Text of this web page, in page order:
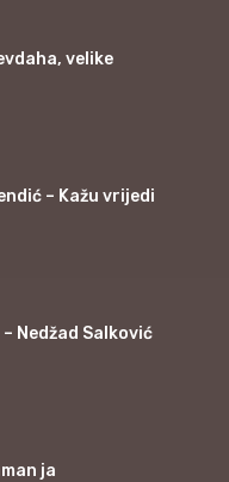
velike
– Kažu vrijedi
Nedžad Salković
ja